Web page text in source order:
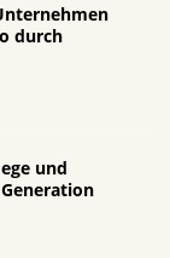
durch
und